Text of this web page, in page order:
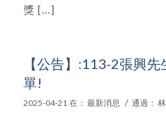
獎 […]
【公告】:113-2張興
單!
2025-04-21 在： 最新消息 / 通過：